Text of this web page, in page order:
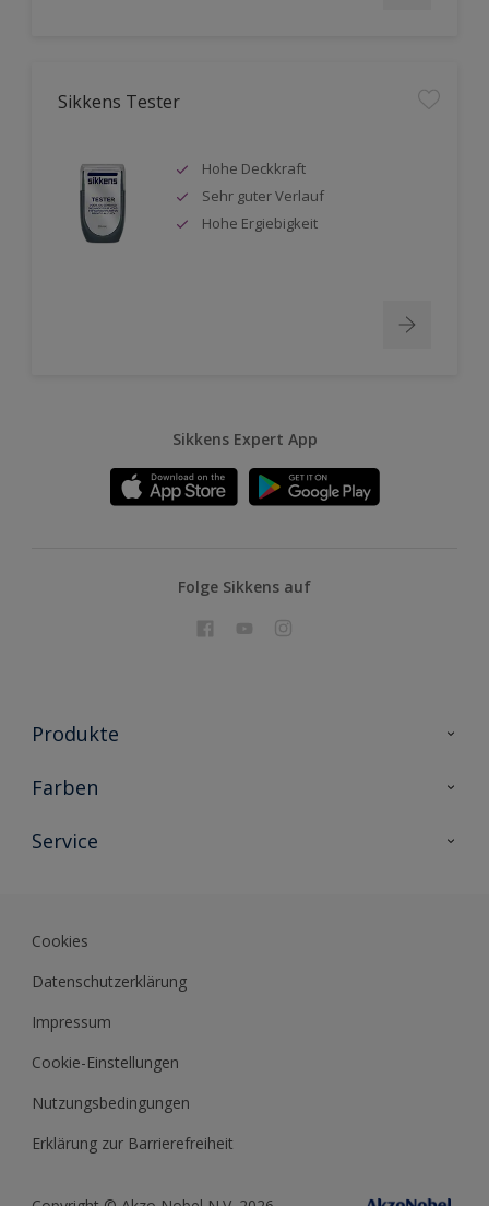
Sikkens Tester
Hohe Deckkraft
Sehr guter Verlauf
Hohe Ergiebigkeit
Sikkens Expert App
Folge Sikkens auf
Produkte
Holzschutz
Metallschutz
Farben
Farbkollektionen
Farb-Tools
Service
Sikkens Akademie
Datenblätter
Cookies
Datenschutzerklärung
Impressum
Cookie-Einstellungen
Nutzungsbedingungen
Erklärung zur Barrierefreiheit